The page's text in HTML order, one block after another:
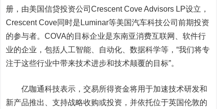
册，由美国信贷投资公司Crescent Cove Advisors LP设立，
Crescent Cove同时是Luminar等美国汽车科技公司前期投资
的参与者。COVA的目标企业是东南亚消费互联网、软件行
业的企业，包括人工智能、自动化、数据科学等，“我们将专
注于这些行业中带来技术进步和技术颠覆的目标”。
亿咖通科技表示，交易所得资金将用于加速技术研发和
新产品推出、支持战略收购或投资，并依托位于英国伦敦的